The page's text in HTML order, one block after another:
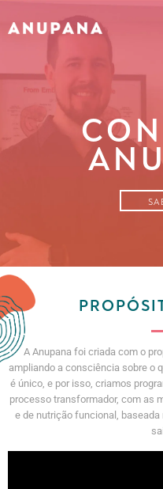
A Anupana foi criada com o
ampliando a consciência sobre o
é único, e por isso, criamos
processo transformador, com as
e de nutrição funcional,